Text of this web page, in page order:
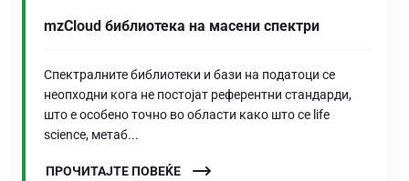
mzCloud библиотека на масени спектри
Спектралните библиотеки и бази на податоци се
неопходни кога не постојат референтни стандарди,
што е особено точно во области како што се life
science, метаб...
ПРОЧИТАЈТЕ ПОВЕЌЕ